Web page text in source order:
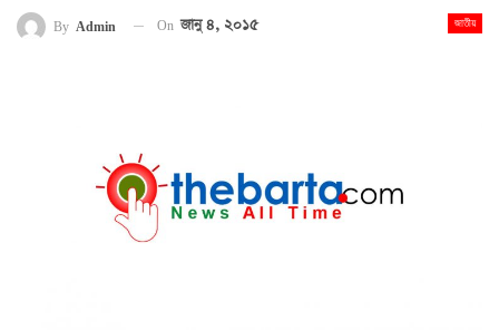
জাতীয়
By Admin On জানু ৪, ২০১৫